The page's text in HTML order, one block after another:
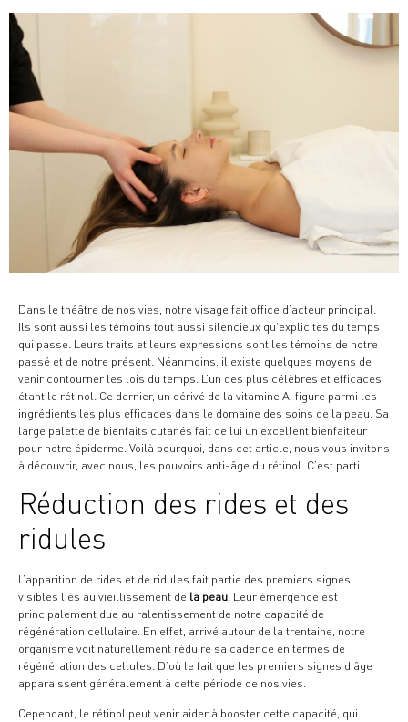
Dans le théâtre de nos vies, notre visage fait office d’acteur principal.
Ils sont aussi les témoins tout aussi silencieux qu’explicites du temps
qui passe. Leurs traits et leurs expressions sont les témoins de notre
passé et de notre présent. Néanmoins, il existe quelques moyens de
venir contourner les lois du temps. L’un des plus célèbres et efficaces
étant le rétinol. Ce dernier, un dérivé de la vitamine A, figure parmi les
ingrédients les plus efficaces dans le domaine des soins de la peau. Sa
large palette de bienfaits cutanés fait de lui un excellent bienfaiteur
pour notre épiderme. Voilà pourquoi, dans cet article, nous vous invitons
à découvrir, avec nous, les pouvoirs anti-âge du rétinol. C’est parti.
Réduction des rides et des
ridules
L’apparition de rides et de ridules fait partie des premiers signes
visibles liés au vieillissement de la peau . Leur émergence est
principalement due au ralentissement de notre capacité de
régénération cellulaire. En effet, arrivé autour de la trentaine, notre
organisme voit naturellement réduire sa cadence en termes de
régénération des cellules. D’où le fait que les premiers signes d’âge
apparaissent généralement à cette période de nos vies.
Cependant, le rétinol peut venir aider à booster cette capacité, qui